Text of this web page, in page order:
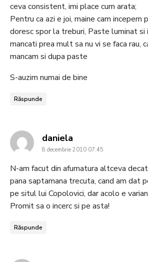
ceva consistent, imi place cum arata;
Pentru ca azi e joi, maine cam incepem
doresc spor la treburi, Paste luminat si
mancati prea mult sa nu vi se faca rau,
mancam si dupa paste
S-auzim numai de bine
Răspunde
daniela
8 decembrie 2010 07:45
N-am facut din afumatura altceva
pana saptamana trecuta, cand am dat
pe situl lui Copolovici, dar acolo e
Promit sa o incerc si pe asta!
Răspunde